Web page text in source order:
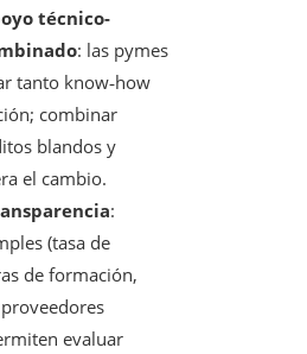
técnico-
: las pymes
tanto know‑how
combinar
blandos y
el cambio.
:
(tasa de
de formación,
evaluar